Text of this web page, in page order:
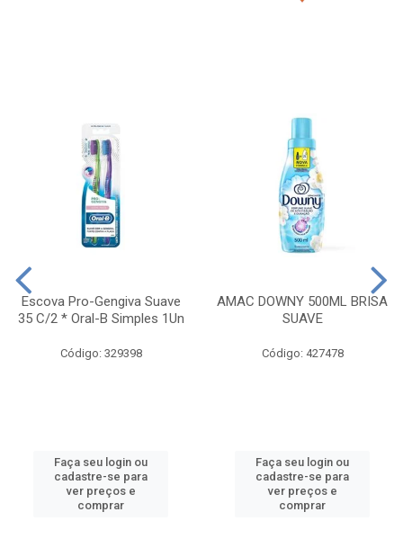
Escova Pro-Gengiva Suave
35 C/2 * Oral-B Simples 1Un
Código: 329398
Faça seu login ou
cadastre-se para
ver preços e
comprar
AMAC DOWNY 500ML BRISA
SUAVE
Código: 427478
Faça seu login ou
cadastre-se para
ver preços e
comprar